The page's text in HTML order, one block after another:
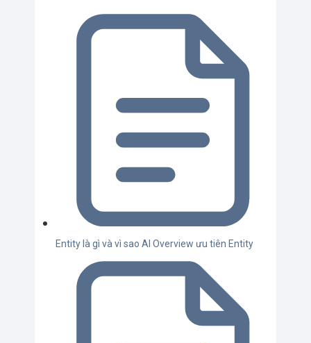
Entity là gì và vì sao AI Overview ưu tiên Entity